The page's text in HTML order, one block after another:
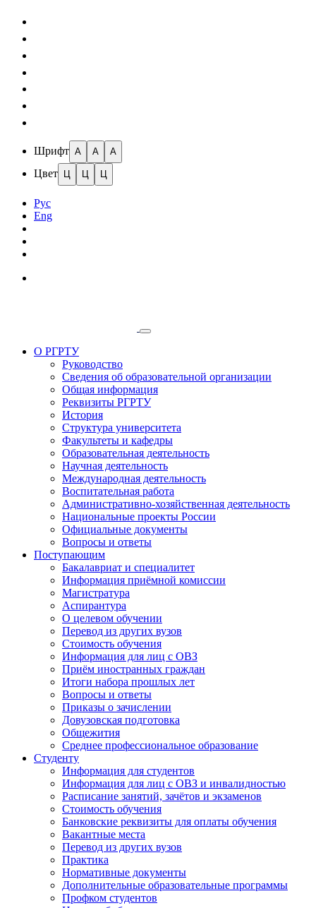
Шрифт A A A
Цвет Ц Ц Ц
Рус
Eng
О РГРТУ
Руководство
Сведения об образовательной организации
Общая информация
Реквизиты РГРТУ
История
Структура университета
Факультеты и кафедры
Образовательная деятельность
Научная деятельность
Международная деятельность
Воспитательная работа
Административно-хозяйственная деятельность
Национальные проекты России
Официальные документы
Вопросы и ответы
Поступающим
Бакалавриат и специалитет
Информация приёмной комиссии
Магистратура
Аспирантура
О целевом обучении
Перевод из других вузов
Стоимость обучения
Информация для лиц с ОВЗ
Приём иностранных граждан
Итоги набора прошлых лет
Вопросы и ответы
Приказы о зачислении
Довузовская подготовка
Общежития
Среднее профессиональное образование
Студенту
Информация для студентов
Информация для лиц с ОВЗ и инвалидностью
Расписание занятий, зачётов и экзаменов
Стоимость обучения
Банковские реквизиты для оплаты обучения
Вакантные места
Перевод из других вузов
Практика
Нормативные документы
Дополнительные образовательные программы
Профком студентов